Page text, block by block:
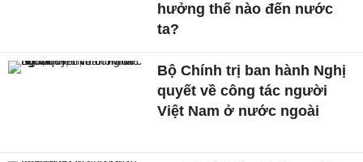
hưởng thế nào đến nước
ta?
Bộ Chính trị ban hành Nghị
quyết về công tác người
Việt Nam ở nước ngoài